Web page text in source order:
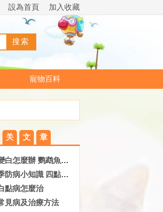
加入收藏
設為首頁
寵物百科
关 文 章
鹦鹉魚變白怎麼辦 鹦鹉魚變色四點因素
鹦鹉春季防病小知識 四點基本常識
點病怎麼治
見病及治療方法